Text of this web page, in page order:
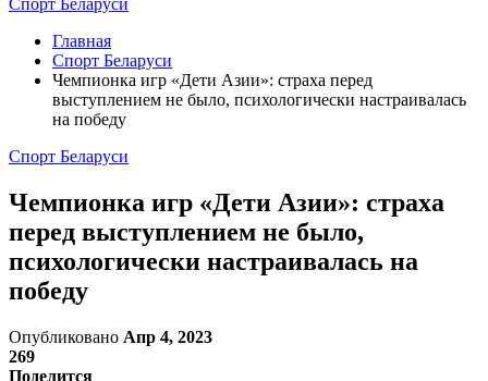
Спорт Беларуси
Главная
Спорт Беларуси
Чемпионка игр «Дети Азии»: страха перед
выступлением не было, психологически настраивалась
на победу
Спорт Беларуси
Чемпионка игр «Дети Азии»: страха
перед выступлением не было,
психологически настраивалась на
победу
Опубликовано Апр 4, 2023
269
Поделится